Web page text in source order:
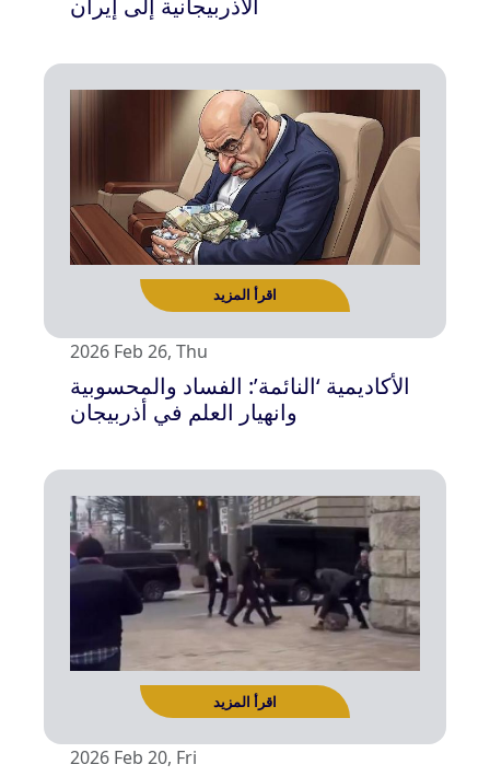
اقرأ المزيد
اقرأ المزيد
الأذربيجانية إلى إيران
2026 Feb 26, Thu
الأكاديمية ‘النائمة’: الفساد والمحسوبية
وانهيار العلم في أذربيجان
2026 Feb 20, Fri